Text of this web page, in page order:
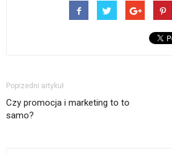
Poprzedni artykuł
Czy promocja i marketing to to
samo?